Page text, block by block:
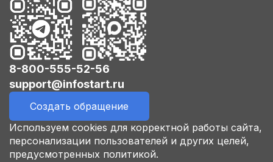
8-800-555-52-56
support@infostart.ru
Создать обращение
Используем cookies для корректной работы сайта,
персонализации пользователей и других целей,
предусмотренных политикой.